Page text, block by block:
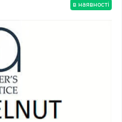
в наявності